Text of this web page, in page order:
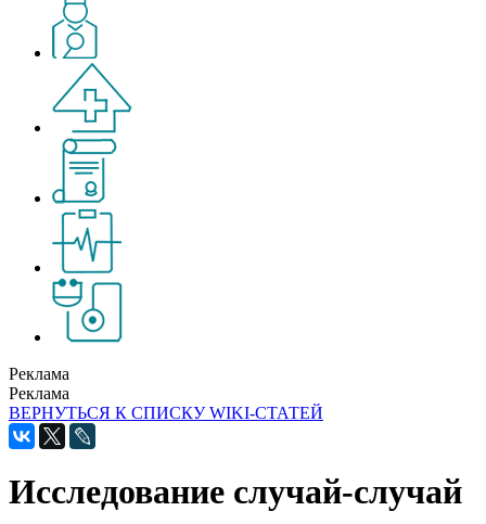
Реклама
Реклама
ВЕРНУТЬСЯ К СПИСКУ WIKI-СТАТЕЙ
Исследование случай-случай